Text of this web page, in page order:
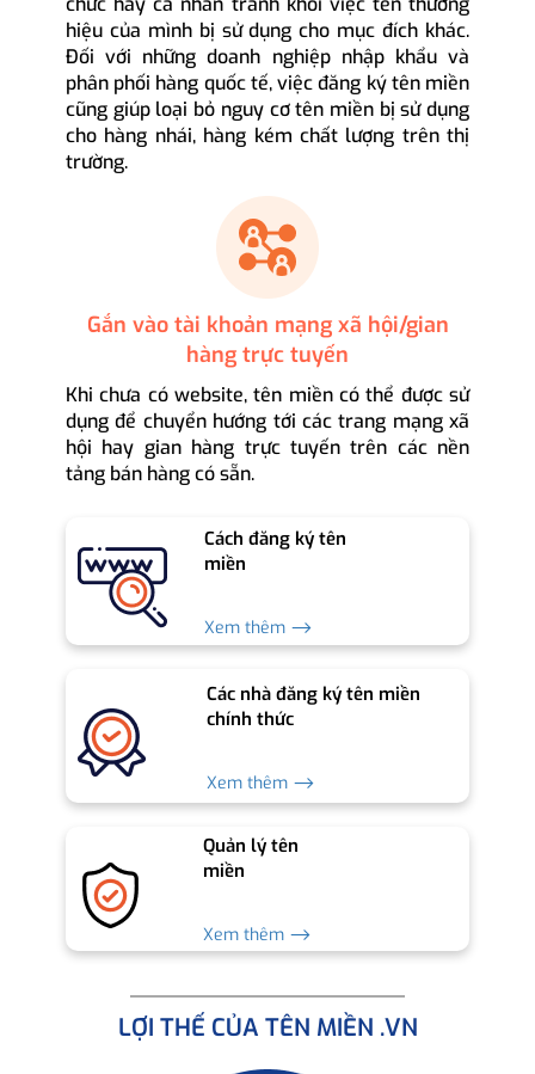
hiệu của mình bị sử dụng cho mục đích khác.
Đối với những doanh nghiệp nhập khẩu và
phân phối hàng quốc tế, việc đăng ký tên miền
cũng giúp loại bỏ nguy cơ tên miền bị sử dụng
cho hàng nhái, hàng kém chất lượng trên thị
trường.
Gắn vào tài khoản mạng xã hội/gian
hàng trực tuyến
Khi chưa có website, tên miền có thể được sử
dụng để chuyển hướng tới các trang mạng xã
hội hay gian hàng trực tuyến trên các nền
tảng bán hàng có sẵn.
Cách đăng ký tên
miền
Xem thêm ⟶
Các nhà đăng ký tên miền
chính thức
Xem thêm ⟶
Quản lý tên
miền
Xem thêm ⟶
LỢI THẾ CỦA TÊN MIỀN .VN